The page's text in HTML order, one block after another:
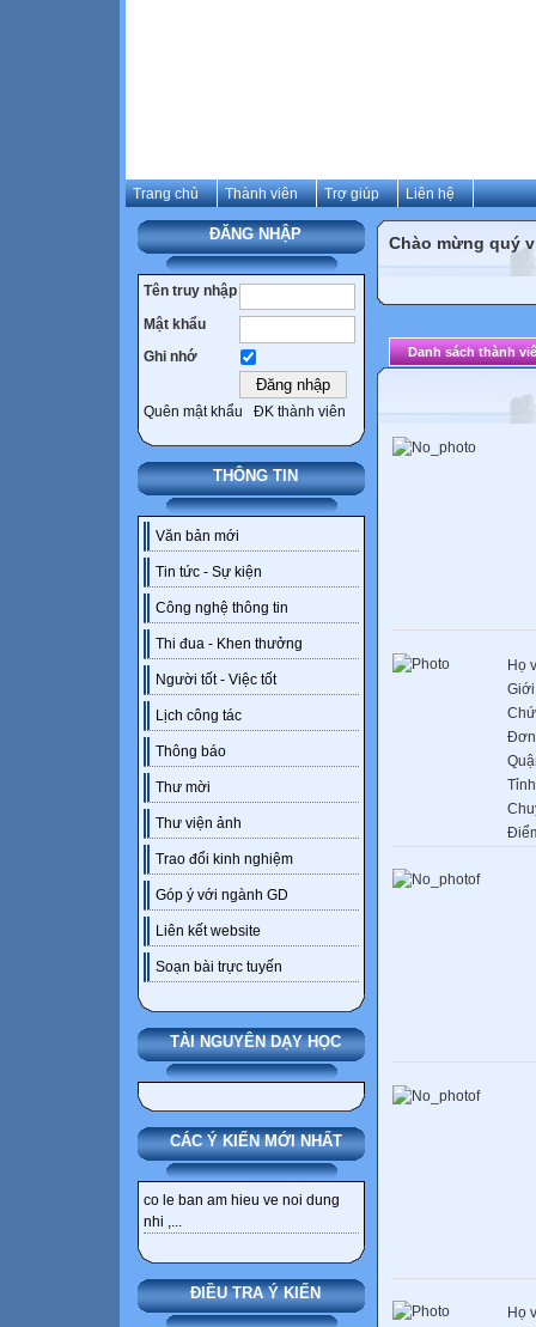
Trang chủ Thành viên Trợ giúp Liên hệ
ĐĂNG NHẬP
Tên truy nhập
Mật khẩu
Ghi nhớ
Quên mật khẩu ĐK thành viên
THÔNG TIN
Văn bản mới
Tin tức - Sự kiện
Công nghệ thông tin
Thi đua - Khen thưởng
Người tốt - Việc tốt
Lịch công tác
Thông báo
Thư mời
Thư viện ảnh
Trao đổi kinh nghiệm
Góp ý với ngành GD
Liên kết website
Soạn bài trực tuyến
TÀI NGUYÊN DẠY HỌC
CÁC Ý KIẾN MỚI NHẤT
co le ban am hieu ve noi dung
nhi ,...
ĐIỀU TRA Ý KIẾN
Chào mừng quý
Danh sách thành
Họ
Họ